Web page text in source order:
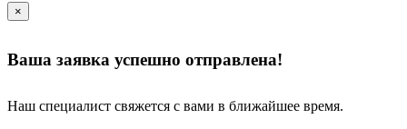
×
Ваша заявка успешно отправлена!
Наш специалист свяжется с вами в ближайшее время.